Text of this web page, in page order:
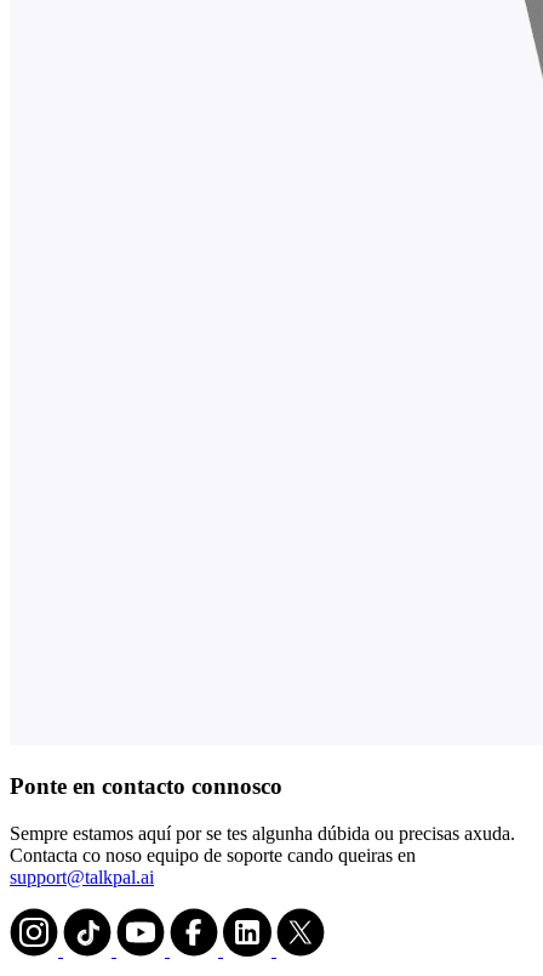
Ponte en contacto connosco
Sempre estamos aquí por se tes algunha dúbida ou precisas axuda.
Contacta co noso equipo de soporte cando queiras en
support@talkpal.ai